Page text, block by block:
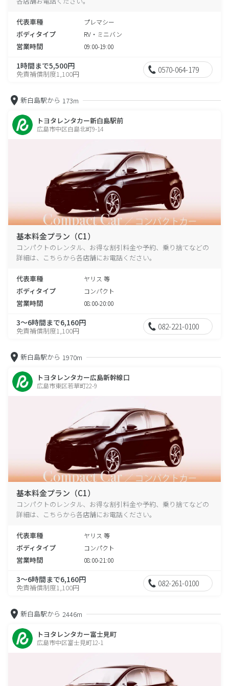
代表車種 プレマシー
ボディタイプ RV・ミニバン
営業時間 09:00-19:00
1時間まで5,500円
免責補償制度1,100円 0570-064-179
新白島駅から 173m
トヨタレンタカー新白島駅前
広島市中区白島北町9-14
基本料金プラン（C1）
コンパクトのレンタル、お得な割引料金や予約、乗り捨てなどの
詳細は、こちらから各店舗にお電話ください。
代表車種 ヤリス 等
ボディタイプ コンパクト
営業時間 08:00-20:00
3～6時間まで6,160円
免責補償制度1,100円 082-221-0100
新白島駅から 1970m
トヨタレンタカー広島新幹線口
広島市東区若草町22-9
基本料金プラン（C1）
コンパクトのレンタル、お得な割引料金や予約、乗り捨てなどの
詳細は、こちらから各店舗にお電話ください。
代表車種 ヤリス 等
ボディタイプ コンパクト
営業時間 08:00-21:00
3～6時間まで6,160円
免責補償制度1,100円 082-261-0100
新白島駅から 2446m
トヨタレンタカー富士見町
広島市中区富士見町12-1